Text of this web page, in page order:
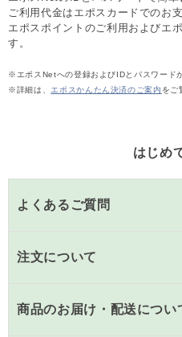
ご利用代金はエポスカードでのお
エポスポイントのご利用およびエ
す。
※エポスNetへの登録およびIDとパスワード
※詳細は、 エポスかんたん決済のご案内 をご
はじめ
よくあるご質問
注文について
商品のお届け・配送につい